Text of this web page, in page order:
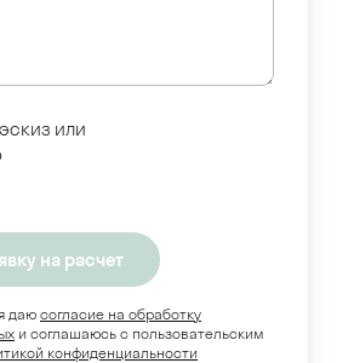
или
даю согласие на обработку
и соглашаюсь c пользовательским
конфиденциальности